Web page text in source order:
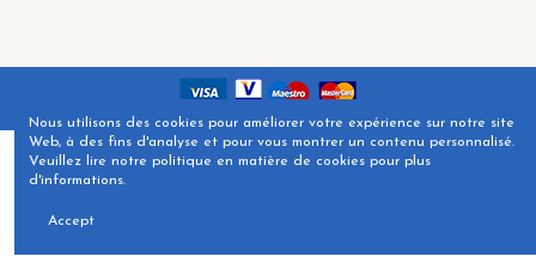
Nous utilisons des cookies pour améliorer votre expérience sur notre site
Web, à des fins d'analyse et pour vous montrer un contenu personnalisé.
Veuillez lire notre politique en matière de cookies pour plus
d'informations.
Accept